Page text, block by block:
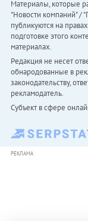
Материалы, которые
"Новости компаний" /
публикуются на
подготовке этого
материалах.
Редакция не несет
обнародованные в
законодательству,
рекламодатель.
Субъект в сфере
РЕКЛАМА